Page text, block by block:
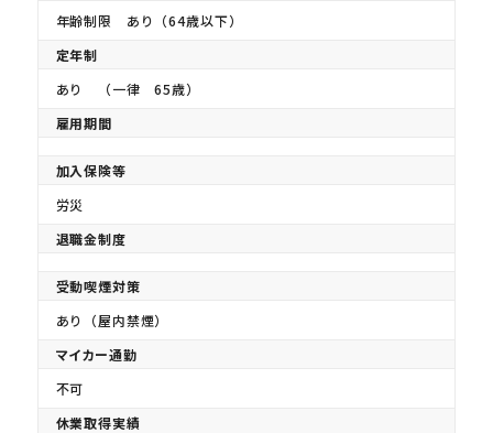
年齢制限 あり（64歳以下）
定年制
あり （一律 65歳）
雇用期間
加入保険等
労災
退職金制度
受動喫煙対策
あり（屋内禁煙）
マイカー通勤
不可
休業取得実績